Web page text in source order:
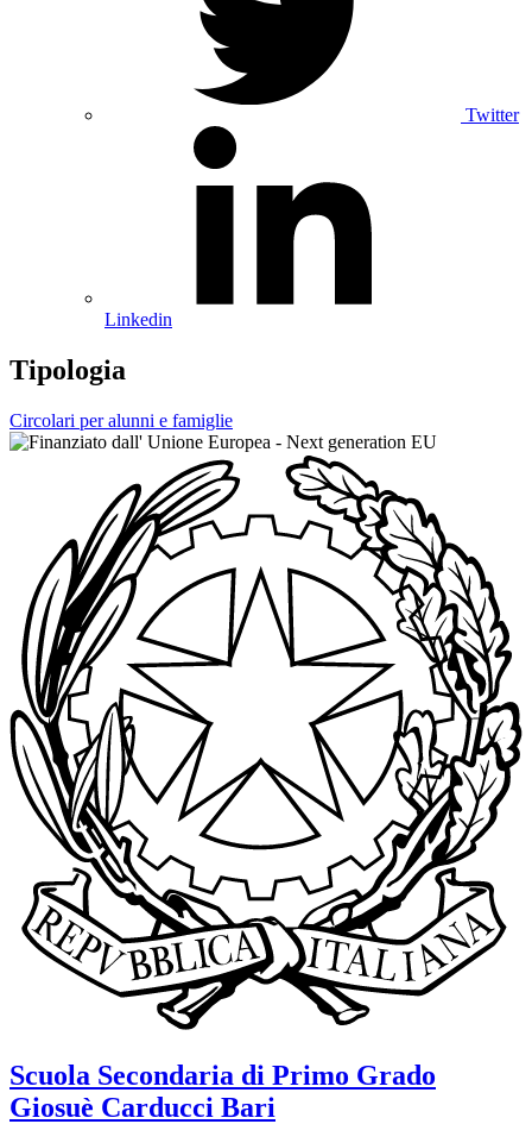
Twitter
Linkedin
Tipologia
Circolari per alunni e famiglie
Scuola Secondaria di Primo Grado
Giosuè Carducci Bari